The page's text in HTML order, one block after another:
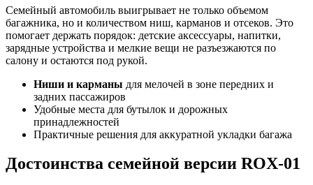
Семейный автомобиль выигрывает не только объемом
багажника, но и количеством ниш, карманов и отсеков. Это
помогает держать порядок: детские аксессуары, напитки,
зарядные устройства и мелкие вещи не разъезжаются по
салону и остаются под рукой.
Ниши и карманы для мелочей в зоне передних и
задних пассажиров
Удобные места для бутылок и дорожных
принадлежностей
Практичные решения для аккуратной укладки багажа
Достоинства семейной версии ROX-01